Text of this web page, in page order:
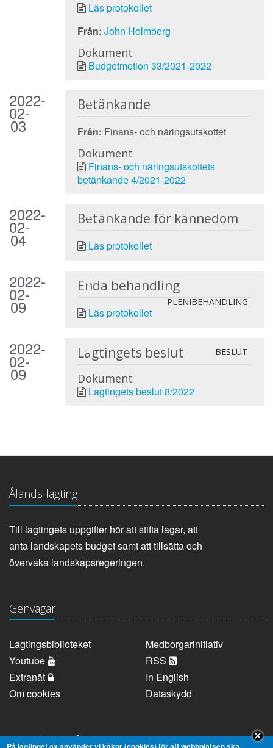
Läs protokollet
Från: John Holmberg
Dokument
Budgetmotion 33/2021-2022
2022-
02-
03
Betänkande
Från: Finans- och näringsutskottet
Dokument
Finans- och näringsutskottets
betänkande 4/2021-2022
2022-
02-
04
Betänkande för kännedom
Läs protokollet
2022-
02-
09
Enda behandling
PLENIBEHANDLING
Läs protokollet
2022-
02-
09
Lagtingets beslut BESLUT
Dokument
Lagtingets beslut 8/2022
Ålands lagting
Till lagtingets uppgifter hör att stifta lagar, att
anta landskapets budget samt att tillsätta och
övervaka landskapsregeringen.
Genvägar
Lagtingsbiblioteket
Medborgarinitiativ
Youtube
RSS
Extranät
In English
Om cookies
Dataskydd
Kontaktuppgifter